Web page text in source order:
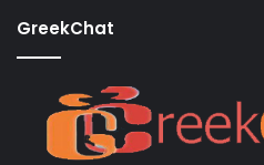
GreekChat